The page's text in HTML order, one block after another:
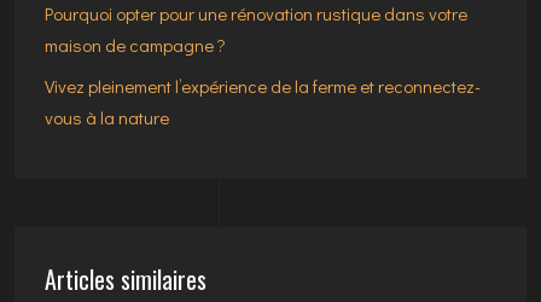
Pourquoi opter pour une rénovation rustique dans votre
maison de campagne ?
Vivez pleinement l’expérience de la ferme et reconnectez-
vous à la nature
Articles similaires